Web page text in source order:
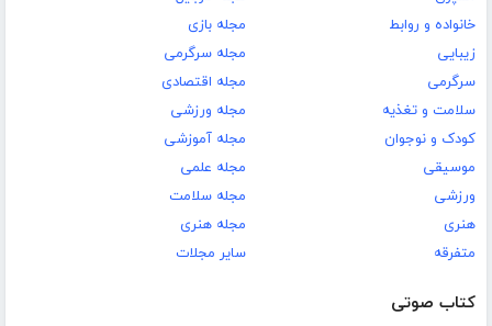
خانواده و روابط
زیبایی
سرگرمی
سلامت و تغذیه
کودک و نوجوان
موسیقی
ورزشی
هنری
متفرقه
مجله بازی
مجله سرگرمی
مجله اقتصادی
مجله ورزشی
مجله آموزشی
مجله علمی
مجله سلامت
مجله هنری
سایر مجلات
کتاب صوتی